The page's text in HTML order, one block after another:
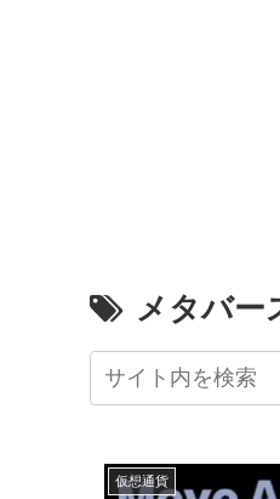
メタバー
仮想通貨